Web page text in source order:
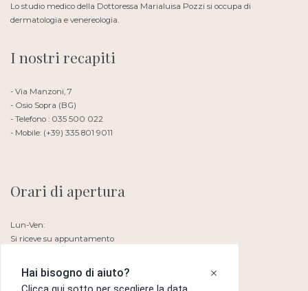
Lo studio medico della Dottoressa Marialuisa Pozzi si occupa di
dermatologia e venereologia.
I nostri recapiti
- Via Manzoni, 7
- Osio Sopra (BG)
- Telefono : 035 500 022
- Mobile: (+39) 335 801 9011
Orari di apertura
Lun-Ven:
Si riceve su appuntamento